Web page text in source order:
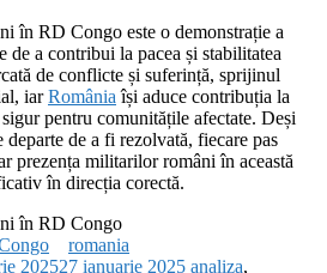
în RD Congo este o demonstrație a
de a contribui la pacea și stabilitatea
de conflicte și suferință, sprijinul
iarRomânia își aduce contribuția la
pentru comunitățile afectate. Deși
de a fi rezolvată, fiecare pas
prezența militarilor români în această
în direcția corectă.
în RD Congo
romania
202527 ianuarie 2025 analiza,